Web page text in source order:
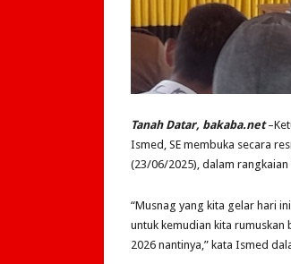
Tanah Datar, bakaba.net
Ismed, SE membuka secara
(23/06/2025), dalam rangkaian
“Musnag yang kita gelar hari
untuk kemudian kita rumuskan
2026 nantinya,” kata Ismed